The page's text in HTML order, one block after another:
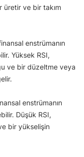
üretir ve bir takım
enstrümanın
Yüksek RSI,
ve bir düzeltme veya
enstrümanın
Düşük RSI,
bir yükselişin